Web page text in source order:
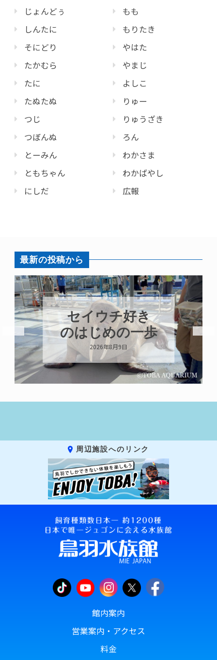
じょんどぅ
しんたに
そにどり
たかむら
たに
たぬたぬ
つじ
つぼんぬ
とーみん
ともちゃん
にしだ
もも
もりたき
やはた
やまじ
よしこ
りゅー
りゅうざき
ろん
わかさま
わかばやし
広報
最新の投稿から
セイウチ好き
のはじめの一歩
2026年8月9日
周辺施設へのリンク
館内案内
営業案内・アクセス
料金